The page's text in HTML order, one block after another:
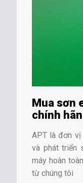
Mua sơn
chính
APT là đơn vị
và phát triển
máy hoàn
từ chúng tôi